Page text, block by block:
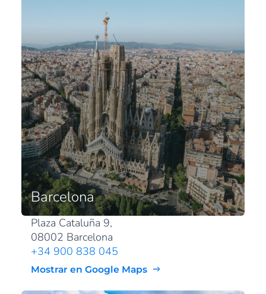
Barcelona
Plaza Cataluña 9,
08002 Barcelona
+34 900 838 045
Mostrar en Google Maps